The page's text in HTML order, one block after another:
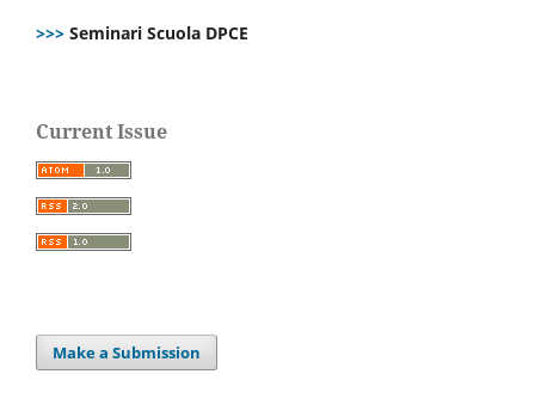
>>> Seminari Scuola DPCE
Current Issue
Make a Submission